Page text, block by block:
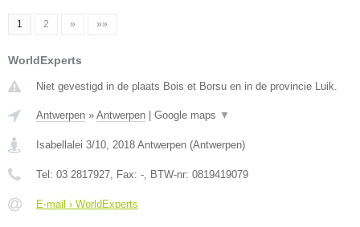
1 2 » »»
WorldExperts
Niet gevestigd in de plaats Bois et Borsu en in de provincie Luik.
Antwerpen » Antwerpen Google maps ▼
Isabellalei 3/10, 2018 Antwerpen (Antwerpen)
Tel: 03 2817927, Fax: -, BTW-nr: 0819419079
E-mail › WorldExperts